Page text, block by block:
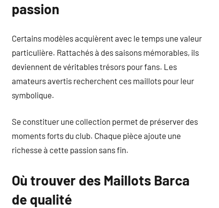
passion
Certains modèles acquièrent avec le temps une valeur
particulière. Rattachés à des saisons mémorables, ils
deviennent de véritables trésors pour fans. Les
amateurs avertis recherchent ces maillots pour leur
symbolique.
Se constituer une collection permet de préserver des
moments forts du club. Chaque pièce ajoute une
richesse à cette passion sans fin.
Où trouver des Maillots Barca
de qualité